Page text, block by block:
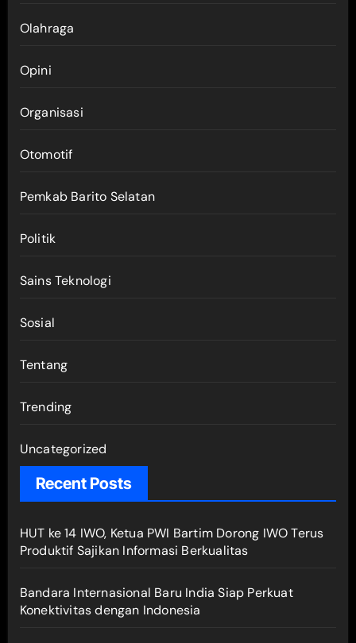
Olahraga
Opini
Organisasi
Otomotif
Pemkab Barito Selatan
Politik
Sains Teknologi
Sosial
Tentang
Trending
Uncategorized
Recent Posts
HUT ke 14 IWO, Ketua PWI Bartim Dorong IWO Terus
Produktif Sajikan Informasi Berkualitas
Bandara Internasional Baru India Siap Perkuat
Konektivitas dengan Indonesia